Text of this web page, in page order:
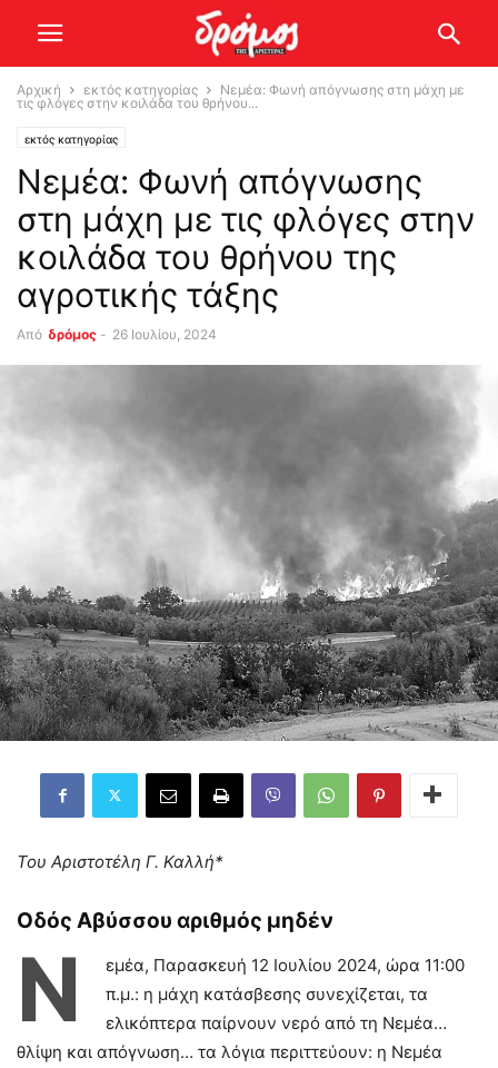
Αρχική εκτός κατηγορίας
Νεμέα: Φωνή απόγνωσης στη μάχη με
τις φλόγες στην κοιλάδα του θρήνου...
εκτός κατηγορίας
Νεμέα: Φωνή απόγνωσης
στη μάχη με τις φλόγες στην
κοιλάδα του θρήνου της
αγροτικής τάξης
Από δρόμος - 26 Ιουλίου, 2024
Του Αριστοτέλη Γ. Καλλή*
Οδός Αβύσσου αριθμός μηδέν
Ν
εμέα, Παρασκευή 12 Ιουλίου 2024, ώρα 11:00
π.μ.: η μάχη κατάσβεσης συνεχίζεται, τα
ελικόπτερα παίρνουν νερό από τη Νεμέα…
θλίψη και απόγνωση… τα λόγια περιττεύουν: η Νεμέα